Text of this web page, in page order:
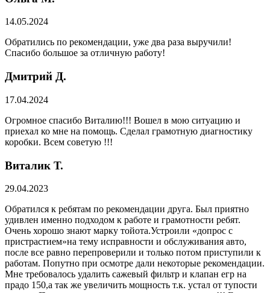
14.05.2024
Обратились по рекомендации, уже два раза выручили!
Спасибо большое за отличную работу!
Дмитрий Д.
17.04.2024
Огромное спасибо Виталию!!! Вошел в мою ситуацию и
приехал ко мне на помощь. Сделал грамотную диагностику
коробки. Всем советую !!!
Виталик Т.
29.04.2023
Обратился к ребятам по рекомендации друга. Был приятно
удивлен именно подходом к работе и грамотности ребят.
Очень хорошо знают марку тойота.Устроили «допрос с
пристрастием»на тему исправности и обслуживания авто,
после все равно перепроверили и только потом приступили к
работам. Попутно при осмотре дали некоторые рекомендации.
Мне требовалось удалить сажевый фильтр и клапан егр на
прадо 150,а так же увеличить мощность т.к. устал от тупости